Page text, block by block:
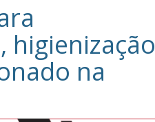
higienização
na